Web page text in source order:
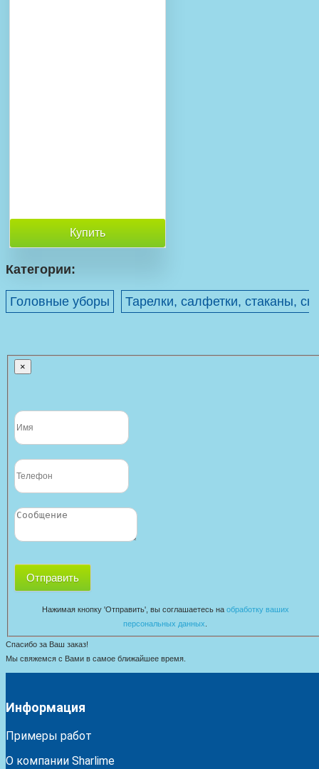
Купить
Категории:
Головные уборы Тарелки, салфетки, стаканы,
×
Отправить
Нажимая кнопку 'Отправить', вы соглашаетесь на обработку ваших
персональных данных
Спасибо за Ваш заказ!
Мы свяжемся с Вами в самое ближайшее время.
Информация
Примеры работ
О компании Sharlime